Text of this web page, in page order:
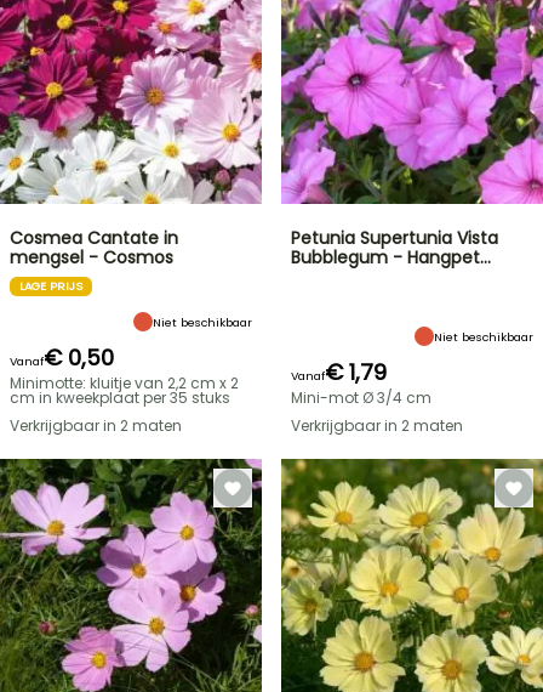
Cosmea Cantate in
mengsel - Cosmos
LAGE PRIJS
Niet beschikbaar
Vanaf€ 0,50
Minimotte: kluitje van 2,2 cm x 2
cm in kweekplaat per 35 stuks
Verkrijgbaar in 2 maten
Petunia Supertunia Vista
Bubblegum - Hangpet…
Niet beschikbaar
Vanaf€ 1,79
Mini-mot Ø 3/4 cm
Verkrijgbaar in 2 maten